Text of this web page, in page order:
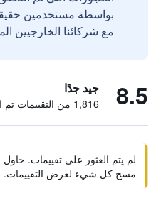
مع شركائنا الخارجيين
8.5 جيد جدًا
1,816 من التقييمات تم التحقق منها
لم يتم العثور على تقييمات.
مسح كل شيء لعرض التقييمات.